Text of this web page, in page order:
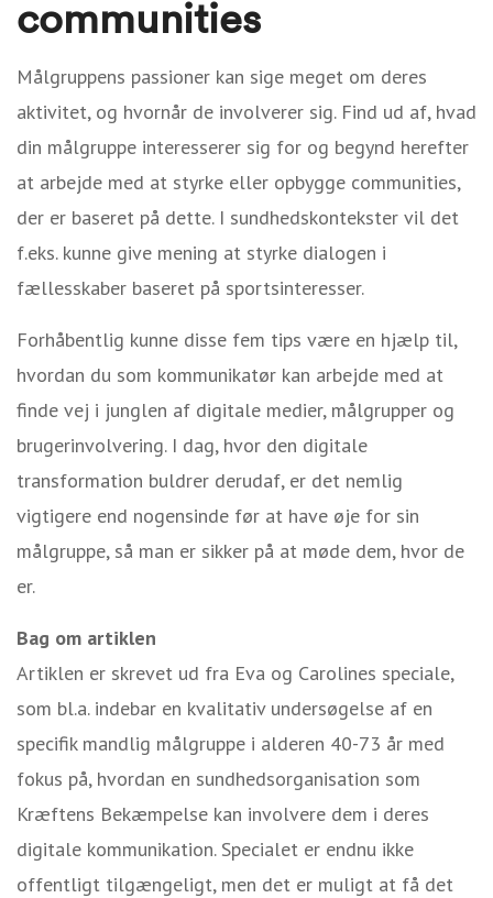
communities
Målgruppens passioner kan sige meget om deres
aktivitet, og hvornår de involverer sig. Find ud af, hvad
din målgruppe interesserer sig for og begynd herefter
at arbejde med at styrke eller opbygge communities,
der er baseret på dette. I sundhedskontekster vil det
f.eks. kunne give mening at styrke dialogen i
fællesskaber baseret på sportsinteresser.
Forhåbentlig kunne disse fem tips være en hjælp til,
hvordan du som kommunikatør kan arbejde med at
finde vej i junglen af digitale medier, målgrupper og
brugerinvolvering. I dag, hvor den digitale
transformation buldrer derudaf, er det nemlig
vigtigere end nogensinde før at have øje for sin
målgruppe, så man er sikker på at møde dem, hvor de
er.
Bag om artiklen
Artiklen er skrevet ud fra Eva og Carolines speciale,
som bl.a. indebar en kvalitativ undersøgelse af en
specifik mandlig målgruppe i alderen 40-73 år med
fokus på, hvordan en sundhedsorganisation som
Kræftens Bekæmpelse kan involvere dem i deres
digitale kommunikation. Specialet er endnu ikke
offentligt tilgængeligt, men det er muligt at få det